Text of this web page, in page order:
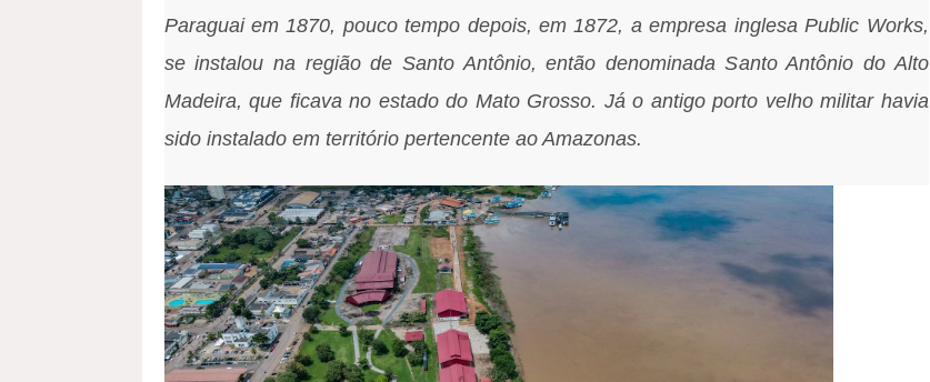
Paraguai em 1870, pouco tempo depois, em 1872, a empresa inglesa Public Works,
se instalou na região de Santo Antônio, então denominada Santo Antônio do Alto
Madeira, que ficava no estado do Mato Grosso. Já o antigo porto velho militar havia
sido instalado em território pertencente ao Amazonas.